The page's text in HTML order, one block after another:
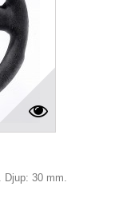
Djup: 30 mm.